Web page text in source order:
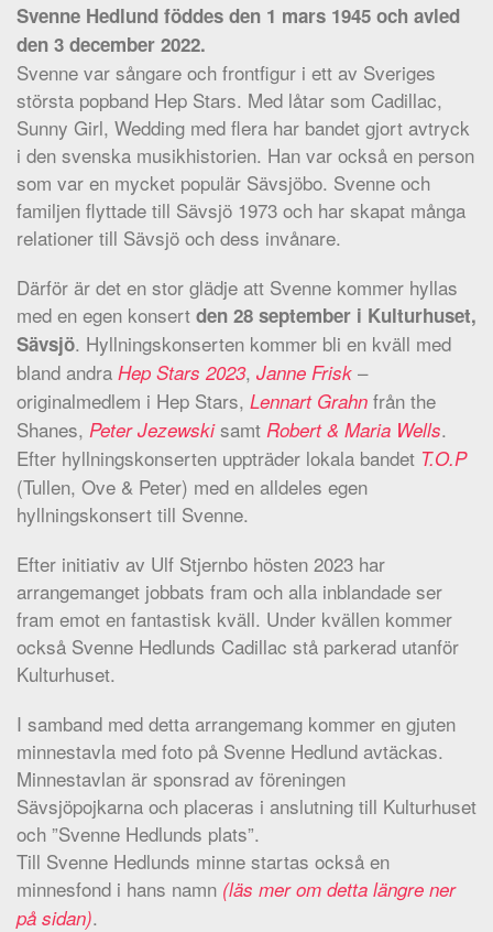
Svenne Hedlund föddes den 1 mars 1945 och avled
den 3 december 2022.
Svenne var sångare och frontfigur i ett av Sveriges
största popband Hep Stars. Med låtar som Cadillac,
Sunny Girl, Wedding med flera har bandet gjort avtryck
i den svenska musikhistorien. Han var också en person
som var en mycket populär Sävsjöbo. Svenne och
familjen flyttade till Sävsjö 1973 och har skapat många
relationer till Sävsjö och dess invånare.
Därför är det en stor glädje att Svenne kommer hyllas
med en egen konsert den 28 september i Kulturhuset,
Sävsjö. Hyllningskonserten kommer bli en kväll med
bland andra Hep Stars 2023, Janne Frisk –
originalmedlem i Hep Stars, Lennart Grahn från the
Shanes, Peter Jezewskisamt Robert & Maria Wells.
Efter hyllningskonserten uppträder lokala bandet T.O.P
(Tullen, Ove & Peter) med en alldeles egen
hyllningskonsert till Svenne.
Efter initiativ av Ulf Stjernbo hösten 2023 har
arrangemanget jobbats fram och alla inblandade ser
fram emot en fantastisk kväll. Under kvällen kommer
också Svenne Hedlunds Cadillac stå parkerad utanför
Kulturhuset.
I samband med detta arrangemang kommer en gjuten
minnestavla med foto på Svenne Hedlund avtäckas.
Minnestavlan är sponsrad av föreningen
Sävsjöpojkarna och placeras i anslutning till Kulturhuset
och ”Svenne Hedlunds plats”.
Till Svenne Hedlunds minne startas också en
minnesfond i hans namn (läs mer om detta längre ner
på sidan).